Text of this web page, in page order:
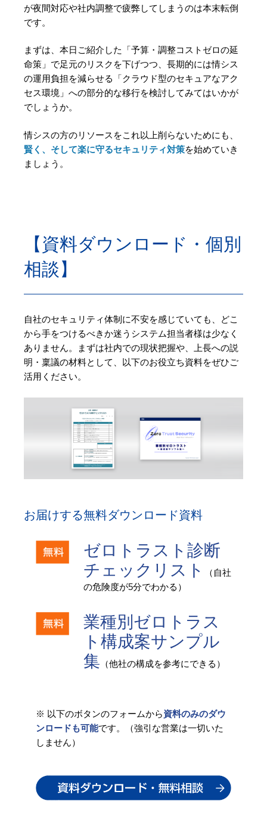
が夜間対応や社内調整で疲弊してしまうのは本末転倒
です。
まずは、本日ご紹介した「予算・調整コストゼロの延
命策」で足元のリスクを下げつつ、長期的には情シス
の運用負担を減らせる「クラウド型のセキュアなアク
セス環境」への部分的な移行を検討してみてはいかが
でしょうか。
情シスの方のリソースをこれ以上削らないためにも、
賢く、そして楽に守るセキュリティ対策を始めていき
ましょう。
【資料ダウンロード・個別
相談】
自社のセキュリティ体制に不安を感じていても、どこ
から手をつけるべきか迷うシステム担当者様は少なく
ありません。まずは社内での現状把握や、上長への説
明・稟議の材料として、以下のお役立ち資料をぜひご
活用ください。
お届けする無料ダウンロード資料
ゼロトラスト診断
チェックリスト
（自社
の危険度が5分でわかる）
業種別ゼロトラス
ト構成案サンプル
集 （他社の構成を参考にできる）
※ 以下のボタンのフォームから資料のみのダウ
ンロードも可能です。（強引な営業は一切いた
しません）